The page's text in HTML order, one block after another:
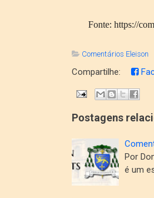
Fonte: https://
Comentários Eleison
Compartilhe:
Postagens
Por
é um